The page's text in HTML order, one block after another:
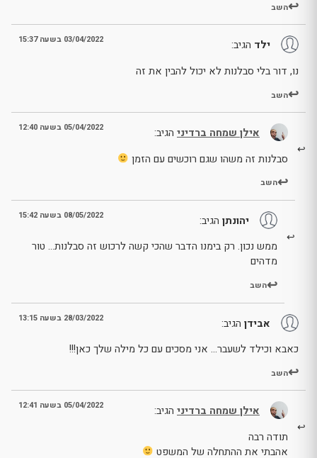
השב
ילד הגיב: 03/04/2022 בשעה 15:37
נו, דור בלי סבלנות לא יכול להבין את זה
השב
אילן שמחה ברדיני הגיב: 05/04/2022 בשעה 12:40
סבלנות זה משהו שגם רוכשים עם הזמן
השב
יהונתן הגיב: 08/05/2022 בשעה 15:42
ממש נכון. רק בימנו הדבר שהכי קשה לרכוש זה סבלנות… טור
מדהים
השב
אבידן הגיב: 28/03/2022 בשעה 13:15
כאבא וכילד לשעבר… אני מסכים עם כל מילה שלך כאן!!!
השב
אילן שמחה ברדיני הגיב: 05/04/2022 בשעה 12:41
תודה רבה
אהבתי את ההתחלה של המשפט